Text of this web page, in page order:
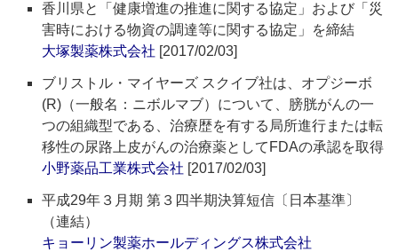
香川県と「健康増進の推進に関する協定」および「災
害時における物資の調達等に関する協定」を締結
大塚製薬株式会社 [2017/02/03]
ブリストル・マイヤーズ スクイブ社は、オプジーボ
(R)（一般名：ニボルマブ）について、膀胱がんの一
つの組織型である、治療歴を有する局所進行または転
移性の尿路上皮がんの治療薬としてFDAの承認を取得
小野薬品工業株式会社 [2017/02/03]
平成29年３月期 第３四半期決算短信〔日本基準〕
（連結）
キョーリン製薬ホールディングス株式会社